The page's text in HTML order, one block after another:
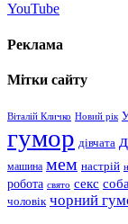
YouTube
Реклама
Мітки сайту
Віталій Кличко Новий рік
гумор дівчата
машина мем настрій
робота свято секс
чоловік чорний